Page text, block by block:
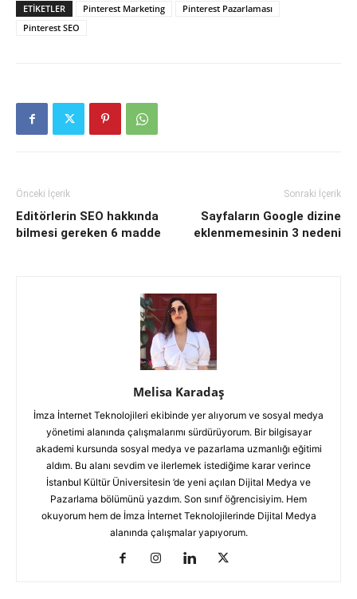
ETIKETLER Pinterest Marketing
Pinterest Pazarlaması
Pinterest SEO
Önceki İçerik
Editörlerin SEO hakkında
bilmesi gereken 6 madde
Sonraki İçerik
Sayfaların Google dizine
eklenmemesinin 3 nedeni
Melisa Karadaş
İmza İnternet Teknolojileri ekibinde yer alıyorum ve sosyal medya
yönetimi alanında çalışmalarımı sürdürüyorum. Bir bilgisayar
akademi kursunda sosyal medya ve pazarlama uzmanlığı eğitimi
aldım. Bu alanı sevdim ve ilerlemek istediğime karar verince
İstanbul Kültür Üniversitesin ’de yeni açılan Dijital Medya ve
Pazarlama bölümünü yazdım. Son sınıf öğrencisiyim. Hem
okuyorum hem de İmza İnternet Teknolojilerinde Dijital Medya
alanında çalışmalar yapıyorum.